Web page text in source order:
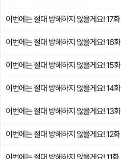
이번에는 절대 방해하지 않을게요! 17화
이번에는 절대 방해하지 않을게요! 16화
이번에는 절대 방해하지 않을게요! 15화
이번에는 절대 방해하지 않을게요! 14화
이번에는 절대 방해하지 않을게요! 13화
이번에는 절대 방해하지 않을게요! 12화